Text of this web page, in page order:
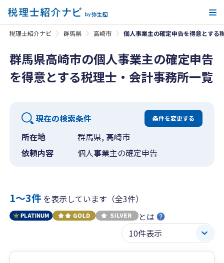
税理士紹介ナビ 群馬県 高崎市 個人事業主の確定申告を得意とする
群馬県高崎市の個人事業主の確定申告
を得意とする税理士・会計事務所一覧
現在の検索条件 条件を変更する
所在地
群馬県, 高崎市
依頼内容
個人事業主の確定申告
1〜3件を表示しています（全3件）
とは